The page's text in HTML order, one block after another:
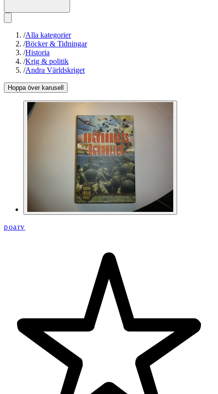
/Alla kategorier
/Böcker & Tidningar
/Historia
/Krig & politik
/Andra Världskriget
Hoppa över karusell
poarv